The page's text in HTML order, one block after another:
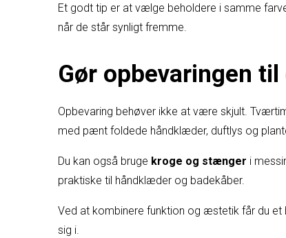
Et godt tip er at vælge beholdere i samme
når de står synligt fremme.
Gør opbevaringen
Opbevaring behøver ikke at være skjult.
med pænt foldede håndklæder, duftlys og
Du kan også bruge kroge og stænger i
praktiske til håndklæder og badekåber.
Ved at kombinere funktion og æstetik får du
sig i.